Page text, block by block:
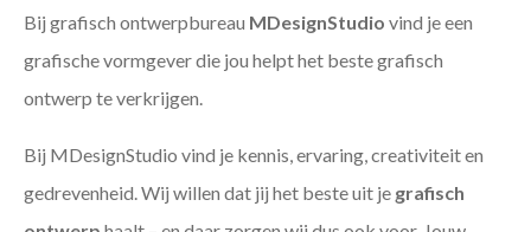
Bij grafisch ontwerpbureau MDesignStudio vind je een
grafische vormgever die jou helpt het beste grafisch
ontwerp te verkrijgen.
Bij MDesignStudio vind je kennis, ervaring, creativiteit en
gedrevenheid. Wij willen dat jij het beste uit je grafisch